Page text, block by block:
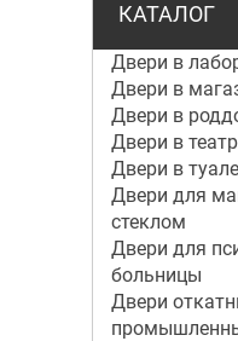
КАТАЛОГ
Двери в
Двери в
Двери в
Двери в
Двери в
Двери для
стеклом
Двери для
больницы
Двери